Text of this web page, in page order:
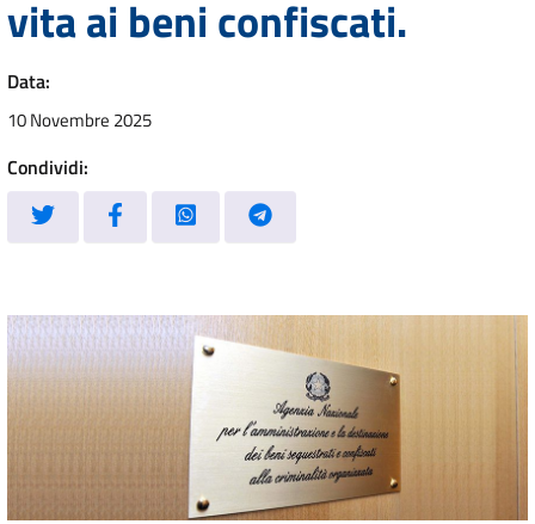
vita ai beni confiscati.
Data:
10 Novembre 2025
Condividi: